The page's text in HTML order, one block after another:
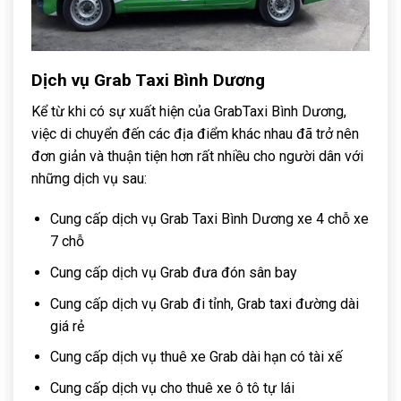
Dịch vụ Grab Taxi Bình Dương
Kể từ khi có sự xuất hiện của GrabTaxi Bình Dương,
việc di chuyển đến các địa điểm khác nhau đã trở nên
đơn giản và thuận tiện hơn rất nhiều cho người dân với
những dịch vụ sau:
Cung cấp dịch vụ Grab Taxi Bình Dương xe 4 chỗ xe
7 chỗ
Cung cấp dịch vụ Grab đưa đón sân bay
Cung cấp dịch vụ Grab đi tỉnh, Grab taxi đường dài
giá rẻ
Cung cấp dịch vụ thuê xe Grab dài hạn có tài xế
Cung cấp dịch vụ cho thuê xe ô tô tự lái